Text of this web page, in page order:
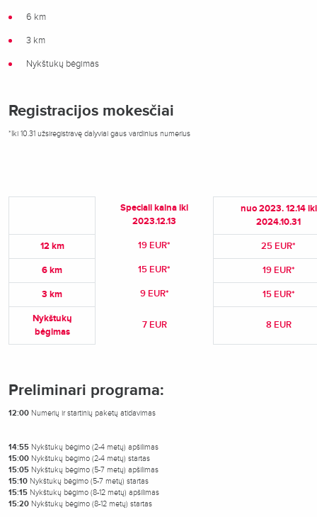
6 km
3 km
Nykštukų bėgimas
Registracijos mokesčiai
*Iki 10.31 užsiregistravę dalyviai gaus vardinius numerius
Speciali kaina iki
2023.12.13
nuo 2023. 12.14 iki
2024.10.31
12 km 19 EUR* 25 EUR*
6 km 15 EUR* 19 EUR*
3 km 9 EUR* 15 EUR*
Nykštukų
bėgimas
7 EUR 8 EUR
Preliminari programa:
12:00 Numerių ir startinių paketų atidavimas
14:55 Nykštukų bėgimo (2-4 metų) apšilimas
15:00 Nykštukų bėgimo (2-4 metų) startas
15:05 Nykštukų bėgimo (5-7 metų) apšilimas
15:10 Nykštukų bėgimo (5-7 metų) startas
15:15 Nykštukų bėgimo (8-12 metų) apšilimas
15:20 Nykštukų bėgimo (8-12 metų) startas